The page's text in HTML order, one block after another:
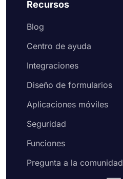
Recursos
Blog
Centro de ayuda
Integraciones
Diseño de formularios
Aplicaciones móviles
Seguridad
Funciones
Pregunta a la comunidad